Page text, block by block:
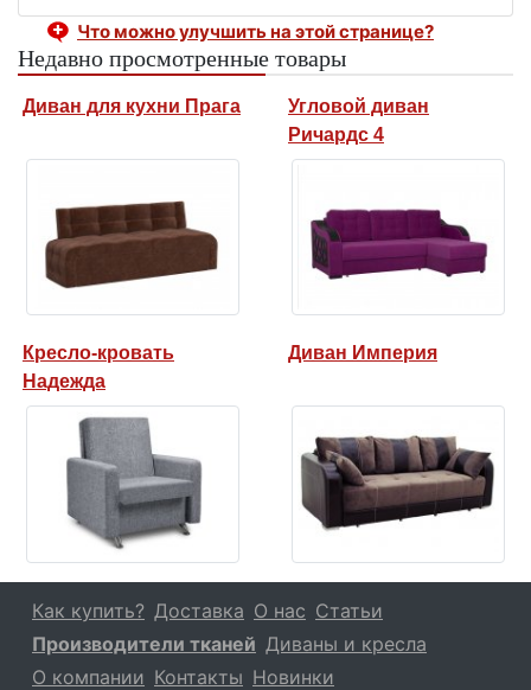
Что можно улучшить на этой странице?
Недавно просмотренные товары
Диван для кухни Прага
Угловой диван
Ричардс 4
Кресло-кровать
Надежда
Диван Империя
Как купить? Доставка О нас Статьи
Производители тканей Диваны и кресла
О компании Контакты Новинки